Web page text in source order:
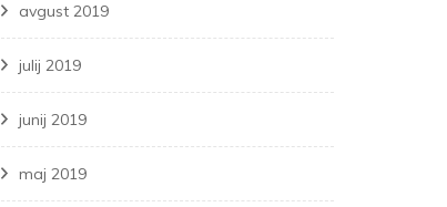
avgust 2019
julij 2019
junij 2019
maj 2019